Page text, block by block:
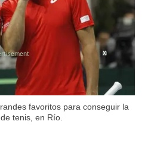
favoritos para conseguir la
tenis, en Río.
X